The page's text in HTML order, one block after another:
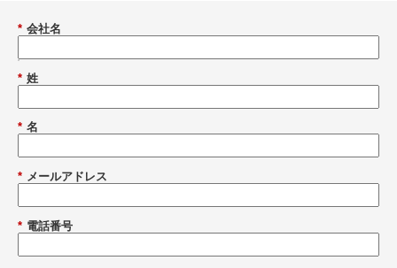
* 会社名
* 姓
* 名
* メールアドレス
* 電話番号